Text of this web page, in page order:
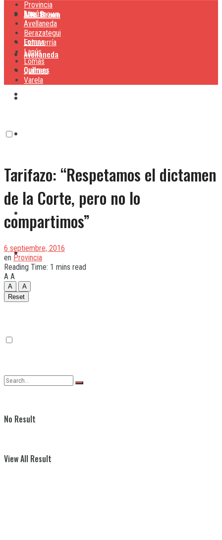
Lanús
Lomas
Quilmes
Alte. Brown
Avellaneda
Lanús
Quilmes
Varela
No Result
View All Result
Provincia
Alte. Brown
Avellaneda
Berazategui
Echeverría
Lanús
Lomas
Quilmes
Varela
Tarifazo: “Respetamos el dictamen
de la Corte, pero no lo
compartimos”
6 septiembre, 2016
en Provincia
Reading Time: 1 mins read
A A
A
A
Reset